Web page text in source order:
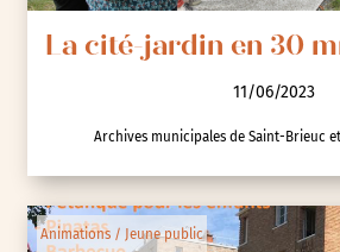
La cité-jardin en 30
11/06/2023
Archives municipales de Saint-Brieuc
Animations / Jeune public